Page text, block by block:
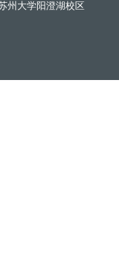
州大学阳澄湖校区